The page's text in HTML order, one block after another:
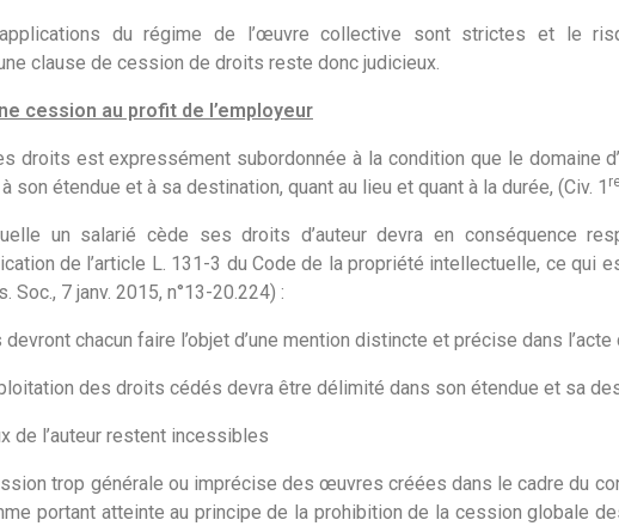
du régime de l’œuvre collective sont strictes et le
clause de cession de droits reste donc judicieux.
cession au profit de l’employeur
droits est expressément subordonnée à la condition que le domaine
son étendue et à sa destination, quant au lieu et quant à la durée, (Civ. 1
un salarié cède ses droits d’auteur devra en conséquence
de l’article L. 131-3 du Code de la propriété intellectuelle, ce qui
Soc., 7 janv. 2015, n°13-20.224) :
chacun faire l’objet d’une mention distincte et précise dans
des droits cédés devra être délimité dans son étendue et sa
de l’auteur restent incessibles
trop générale ou imprécise des œuvres créées dans le cadre du
portant atteinte au principe de la prohibition de la cession globale